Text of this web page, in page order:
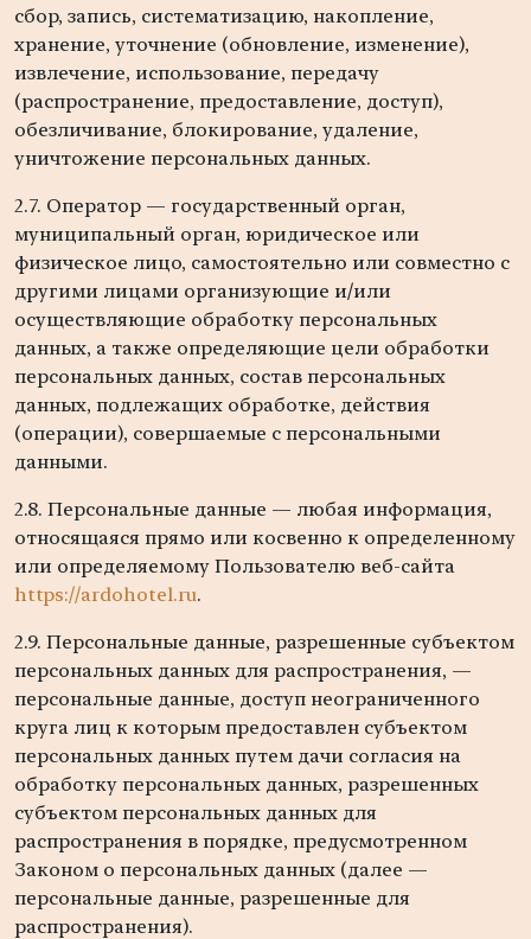
сбор, запись, систематизацию, накопление,
хранение, уточнение (обновление, изменение),
извлечение, использование, передачу
(распространение, предоставление, доступ),
обезличивание, блокирование, удаление,
уничтожение персональных данных.
2.7. Оператор — государственный орган,
муниципальный орган, юридическое или
физическое лицо, самостоятельно или совместно с
другими лицами организующие и/или
осуществляющие обработку персональных
данных, а также определяющие цели обработки
персональных данных, состав персональных
данных, подлежащих обработке, действия
(операции), совершаемые с персональными
данными.
2.8. Персональные данные — любая информация,
относящаяся прямо или косвенно к определенному
или определяемому Пользователю веб-сайта
https://ardohotel.ru.
2.9. Персональные данные, разрешенные субъектом
персональных данных для распространения, —
персональные данные, доступ неограниченного
круга лиц к которым предоставлен субъектом
персональных данных путем дачи согласия на
обработку персональных данных, разрешенных
субъектом персональных данных для
распространения в порядке, предусмотренном
Законом о персональных данных (далее —
персональные данные, разрешенные для
распространения).